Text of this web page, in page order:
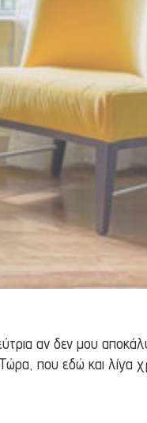
αν δεν μου
που εδώ και λίγα